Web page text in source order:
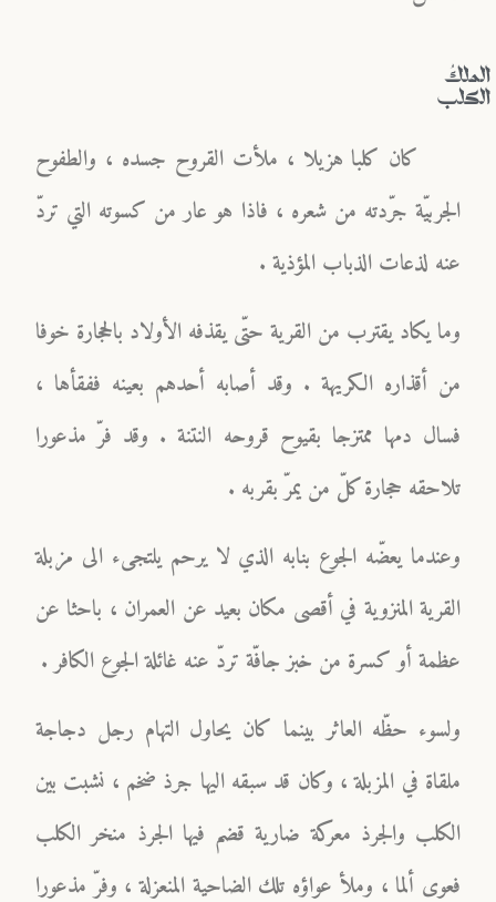
الملكُ
الكلب
كان كلبا هزيلا ، ملأت القروح جسده ، والطفوح
الجربيّة جرّدته من شعره ، فاذا هو عار من كسوته التي تردّ
عنه لذعات الذباب المؤذية .
وما يكاد يقترب من القرية حتّى يقذفه الأولاد بالحجارة خوفا
من أقذاره الكريهة . وقد أصابه أحدهم بعينه ففقأها ،
فسال دمها ممتزجا بقيوح قروحه النتنة . وقد فرّ مذعورا
تلاحقه حجارة كلّ من يمرّ بقربه .
وعندما يعضّه الجوع بنابه الذي لا يرحم يلتجىء الى مزبلة
القرية المنزوية في أقصى مكان بعيد عن العمران ، باحثا عن
عظمة أو كسرة من خبز جافّة تردّ عنه غائلة الجوع الكافر .
ولسوء حظّه العاثر بينما كان يحاول التهام رجل دجاجة
ملقاة في المزبلة ، وكان قد سبقه اليها جرذ ضخم ، نشبت بين
الكلب والجرذ معركة ضارية قضم فيها الجرذ منخر الكلب
فعوى ألما ، وملأ عواؤه تلك الضاحية المنعزلة ، وفرّ مذعورا